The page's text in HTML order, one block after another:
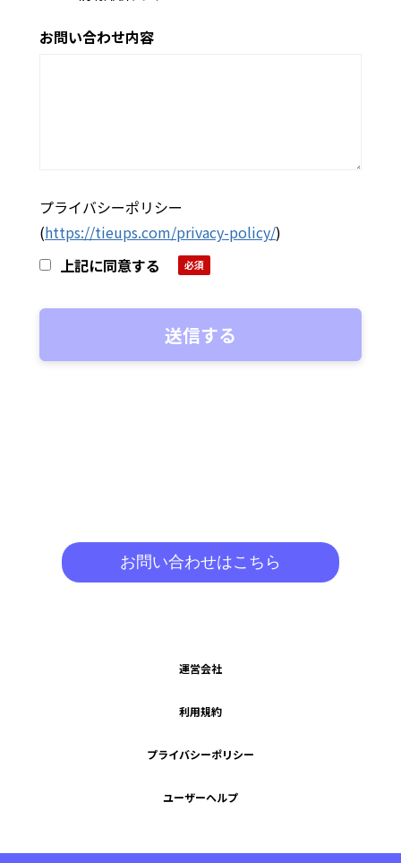
お問い合わせ内容
プライバシーポリシー
(https://tieups.com/privacy-policy/)
上記に同意する
お問い合わせはこちら
運営会社
利用規約
プライバシーポリシー
ユーザーヘルプ